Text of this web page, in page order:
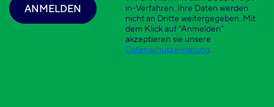
in-Verfahren. Ihre Daten werden
nicht an Dritte weitergegeben. Mit
dem Klick auf “Anmelden”
akzeptieren sie unsere
Datenschutzerklärung.
ANMELDEN